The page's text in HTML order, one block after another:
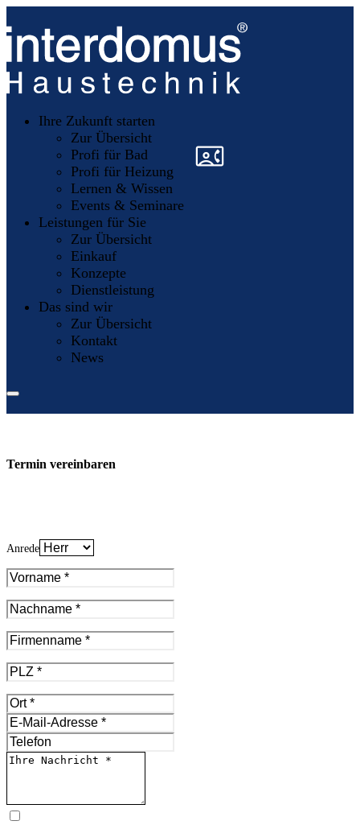
Ihre Zukunft starten
Zur Übersicht
Profi für Bad
Profi für Heizung
Lernen & Wissen
Events & Seminare
Leistungen für Sie
Zur Übersicht
Einkauf
Konzepte
Dienstleistung
Das sind wir
Zur Übersicht
Kontakt
News
»
Termin vereinbaren
Anrede